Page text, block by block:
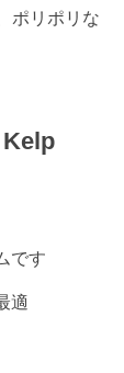
ポリポリな
です
適